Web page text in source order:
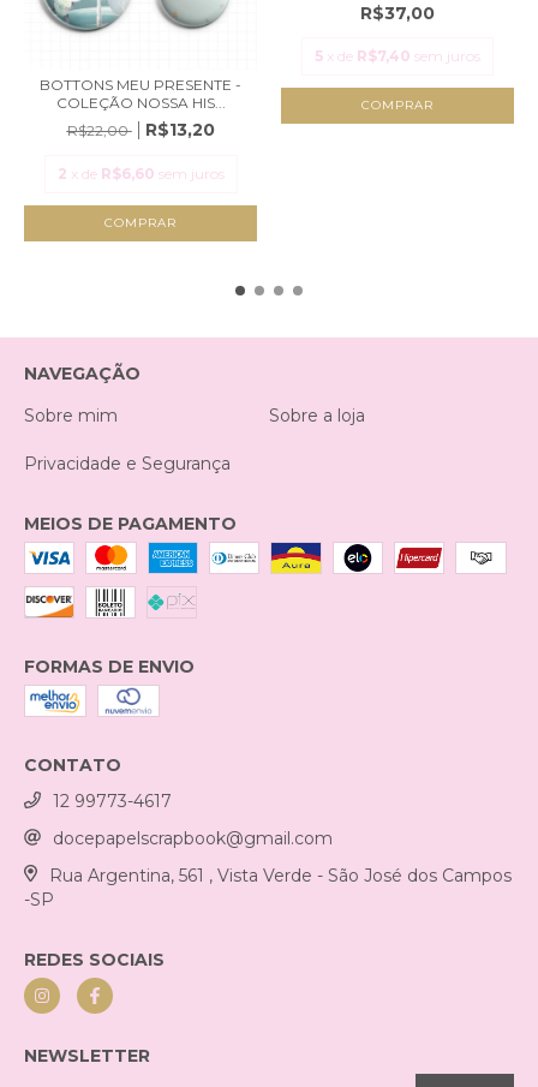
BOTTONS MEU PRESENTE -
COLEÇÃO NOSSA HIS...
R$22,00
R$13,20
2 x de R$6,60 sem juros
R$37,00
5 x de R$7,40 sem juros
NAVEGAÇÃO
Sobre mim
Sobre a loja
Privacidade e Segurança
MEIOS DE PAGAMENTO
FORMAS DE ENVIO
CONTATO
12 99773-4617
docepapelscrapbook@gmail.com
Rua Argentina, 561 , Vista Verde - São José dos Campos
-SP
REDES SOCIAIS
NEWSLETTER